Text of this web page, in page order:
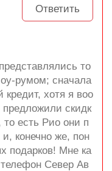
Ответить
то
румом; сначала
хотя я воо
скидк
есть Рио они п
конечно же, пон
подарков! Мне ка
Север Ав